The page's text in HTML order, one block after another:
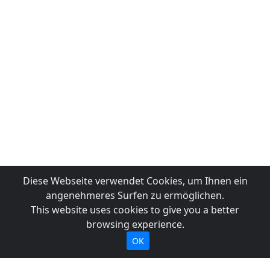
Diese Webseite verwendet Cookies, um Ihnen ein
angenehmeres Surfen zu ermöglichen.
This website uses cookies to give you a better
browsing experience.
OK